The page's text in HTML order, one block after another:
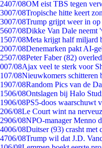
2407/08OM eist TBS tegen
3007/08Tropische hitte keert
3007/08Trump grijpt weer in op
5607/08Dikke Van Dale neemt
1507/08Meta krijgt half miljard
2007/08Denemarken pakt AI-
2507/08Peter Faber (82)
007/08Ajax veel te sterk voor
107/08Nieuwkomers schitteren
1907/08Random Pics van de
1506/08Ontslagen bij Halo
1906/08PS5-doos waarschuwt
206/08Le Court wint na
2906/08NPO-manager Menno
4006/08Duitser (93) crasht met
4706/08Trump wil dat J.D.